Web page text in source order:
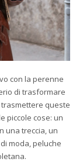
con la perenne
di trasformare
queste
piccole cose: un
una treccia, un
moda, peluche